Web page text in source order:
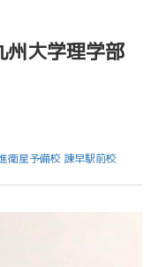
州大学理学部
衛星予備校 諫早駅前校